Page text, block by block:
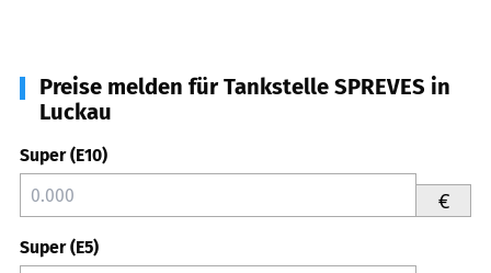
Preise melden für Tankstelle SPREVES in
Luckau
Super (E10)
€
Super (E5)